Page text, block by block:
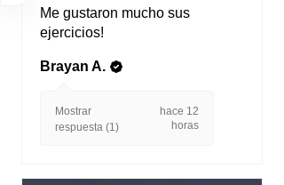
Me gustaron mucho sus
ejercicios!
Brayan A.
Mostrar
respuesta (1)
hace 12
horas